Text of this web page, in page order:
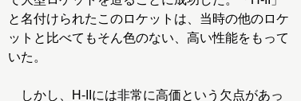
と名付けられたこのロケットは、当時の他のロケ
ットと比べてもそん色のない、高い性能をもって
いた。
しかし、H-IIには非常に高価という欠点があっ